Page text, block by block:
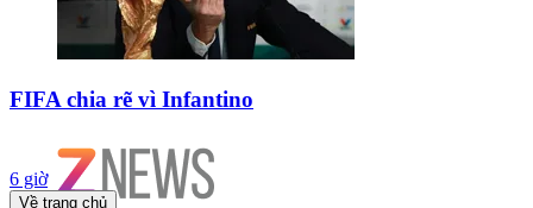
FIFA chia rẽ vì Infantino
6 giờ
Về trang chủ